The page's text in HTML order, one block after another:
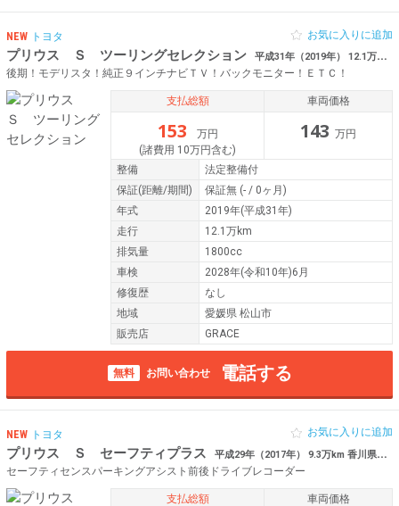
NEW トヨタ
プリウス Ｓ ツーリングセレクション 平成31年（2019年） 12.1万km 愛媛県松山市
後期！モデリスタ！純正９インチナビＴＶ！バックモニター！ＥＴＣ！
お気に入りに追加
支払総額
153
万円
(諸費用 10万円含む)
車両価格
143 万円
整備
法定整備付
保証(距離/期間) 保証無 (- / 0ヶ月)
年式
2019年(平成31年)
走行
12.1万km
排気量
1800cc
車検
2028年(令和10年)6月
修復歴
なし
地域
愛媛県 松山市
販売店
GRACE
無料 お問い合わせ 電話する
NEW トヨタ
プリウス Ｓ セーフティプラス 平成29年（2017年） 9.3万km 香川県善通寺市
セーフティセンスパーキングアシスト前後ドライブレコーダー
お気に入りに追加
支払総額 車両価格